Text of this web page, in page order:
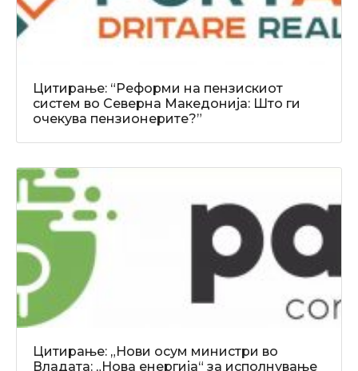
Цитирање: “Реформи на пензискиот
систем во Северна Македонија: Што ги
очекува пензионерите?”
Цитирање: „Нови осум министри во
Владата: „Нова енергија“ за исполнување